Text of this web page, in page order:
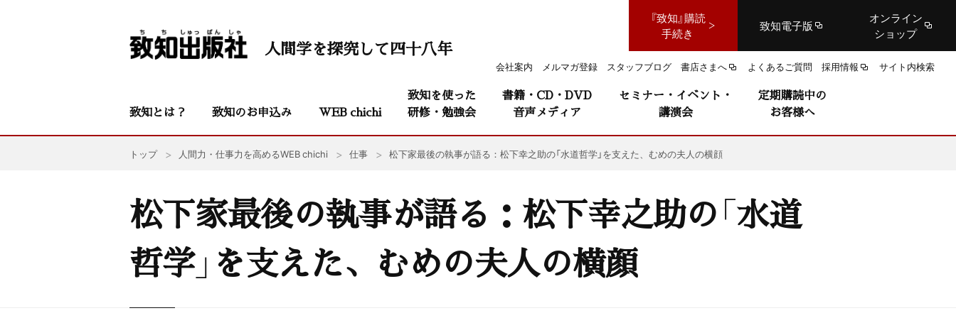
『致知』購読
手続き
致知電子版
オンライン
ショップ
会社案内 メルマガ登録 スタッフブログ 書店さまへ よくあるご質問 採用情報 サイト内検索
人間学を探究して四十八年
致知とは？ 致知のお申込み WEB chichi
致知を使った
研修・勉強会
書籍・CD・DVD
音声メディア
セミナー・イベント・
講演会
定期購読中の
お客様へ
トップ 人間力・仕事力を高めるWEB chichi 仕事 松下家最後の執事が語る：松下幸之助の「水道哲学」を支えた、むめの夫人の横顔
松下家最後の執事が語る：松下幸之助の「水道
哲学」を支えた、むめの夫人の横顔